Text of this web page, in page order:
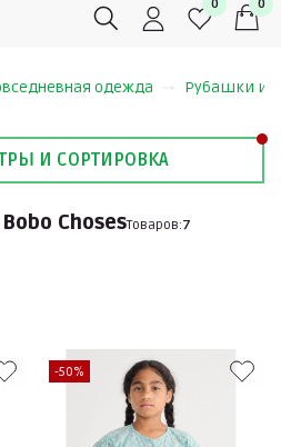
0 0
одежда Рубашки и
И СОРТИРОВКА
ChosesТоваров:7
-50%